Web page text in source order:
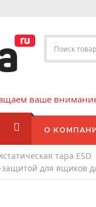
ваше внимание,
О
тара ESD
для ящиков